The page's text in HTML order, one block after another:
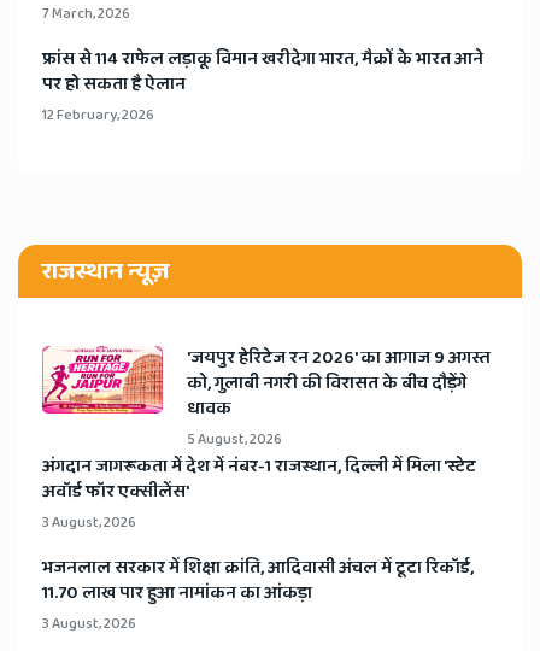
7 March, 2026
​फ्रांस से 114 राफेल लड़ाकू विमान खरीदेगा भारत, मैक्रों के भारत आने
पर हो सकता है ऐलान
12 February, 2026
राजस्थान न्यूज़
​'जयपुर हेरिटेज रन 2026' का आगाज 9 अगस्त
को, गुलाबी नगरी की विरासत के बीच दौड़ेंगे
धावक
5 August, 2026
अंगदान जागरूकता में देश में नंबर-1 राजस्थान, दिल्ली में मिला 'स्टेट
अवॉर्ड फॉर एक्सीलेंस'
3 August, 2026
भजनलाल सरकार में शिक्षा क्रांति, आदिवासी अंचल में टूटा रिकॉर्ड,
11.70 लाख पार हुआ नामांकन का आंकड़ा
3 August, 2026